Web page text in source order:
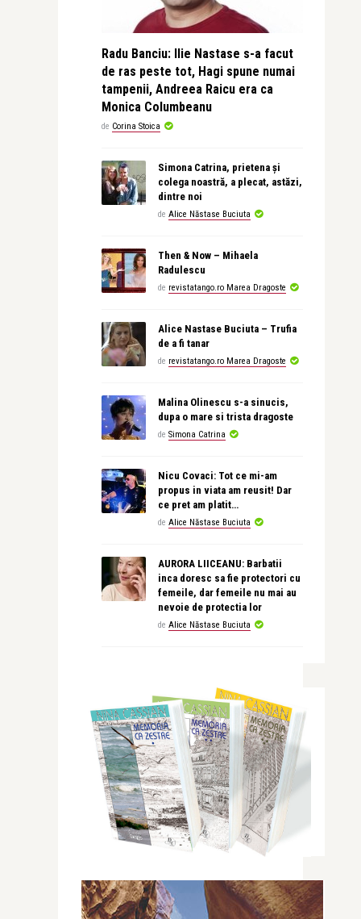
Radu Banciu: Ilie Nastase s-a facut
de ras peste tot, Hagi spune numai
tampenii, Andreea Raicu era ca
Monica Columbeanu
de Corina Stoica
Simona Catrina, prietena și
colega noastră, a plecat, astăzi,
dintre noi
de Alice Năstase Buciuta
Then & Now – Mihaela
Radulescu
de revistatango.ro Marea Dragoste
Alice Nastase Buciuta – Trufia
de a fi tanar
de revistatango.ro Marea Dragoste
Malina Olinescu s-a sinucis,
dupa o mare si trista dragoste
de Simona Catrina
Nicu Covaci: Tot ce mi-am
propus in viata am reusit! Dar
ce pret am platit…
de Alice Năstase Buciuta
AURORA LIICEANU: Barbatii
inca doresc sa fie protectori cu
femeile, dar femeile nu mai au
nevoie de protectia lor
de Alice Năstase Buciuta